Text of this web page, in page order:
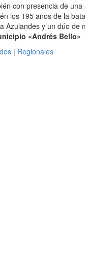
con presencia de
los 195 años de la
Azulandes y un dúo
«Andrés Bello»
| Regionales